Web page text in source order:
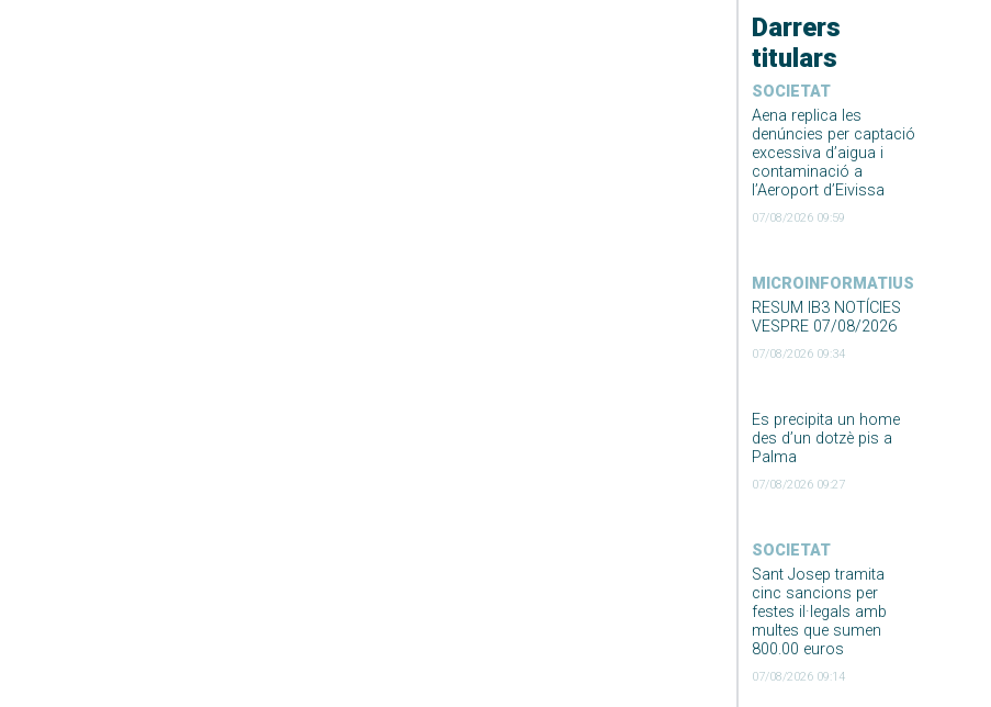
Darrers
titulars
SOCIETAT
Aena replica les
denúncies per captació
excessiva d’aigua i
contaminació a
l’Aeroport d’Eivissa
07/08/2026 09:59
MICROINFORMATIUS
RESUM IB3 NOTÍCIES
VESPRE 07/08/2026
07/08/2026 09:34
Es precipita un home
des d’un dotzè pis a
Palma
07/08/2026 09:27
SOCIETAT
Sant Josep tramita
cinc sancions per
festes il·legals amb
multes que sumen
800.00 euros
07/08/2026 09:14